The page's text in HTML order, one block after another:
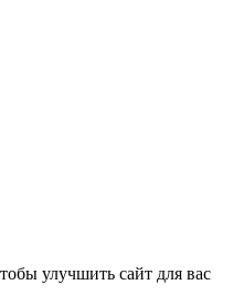
улучшить сайт для вас